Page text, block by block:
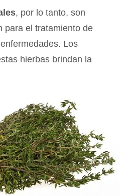
, por lo tanto, son
para el tratamiento de
Los
hierbas brindan la